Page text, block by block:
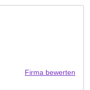
Firma bewerten